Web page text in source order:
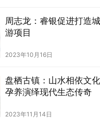
周志龙：睿银促进打造
游项目
2023年10月16日
盘栖古镇：山水相依文
孕养演绎现代生态传奇
2023年11月14日